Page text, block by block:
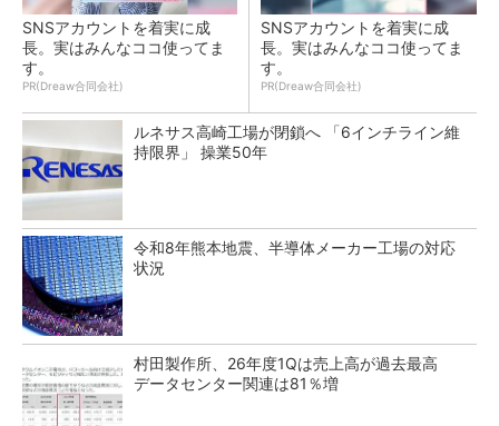
SNSアカウントを着実に成
長。実はみんなココ使ってま
す。
PR(Dreaw合同会社)
SNSアカウントを着実に成
長。実はみんなココ使ってま
す。
PR(Dreaw合同会社)
ルネサス高崎工場が閉鎖へ 「6インチライン維
持限界」 操業50年
令和8年熊本地震、半導体メーカー工場の対応
状況
村田製作所、26年度1Qは売上高が過去最高
データセンター関連は81％増